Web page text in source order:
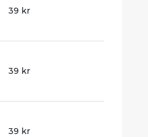
39 kr
39 kr
39 kr